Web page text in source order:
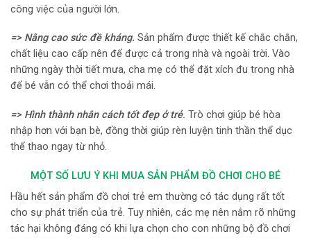
công việc của người lớn.
=> Nâng cao sức đề kháng. Sản phẩm được thiết kế chắc chắn,
chất liệu cao cấp nên để được cả trong nhà và ngoài trời. Vào
những ngày thời tiết mưa, cha mẹ có thể đặt xích đu trong nhà
để bé vẫn có thể chơi thoải mái.
=> Hình thành nhân cách tốt đẹp ở trẻ. Trò chơi giúp bé hòa
nhập hơn với bạn bè, đồng thời giúp rèn luyện tinh thần thể dục
thể thao ngay từ nhỏ.
MỘT SỐ LƯU Ý KHI MUA SẢN PHẨM ĐỒ CHƠI CHO BÉ
Hầu hết sản phẩm đồ chơi trẻ em thường có tác dụng rất tốt
cho sự phát triển của trẻ. Tuy nhiên, các mẹ nên nắm rõ những
tác hại không đáng có khi lựa chọn cho con những bộ đồ chơi